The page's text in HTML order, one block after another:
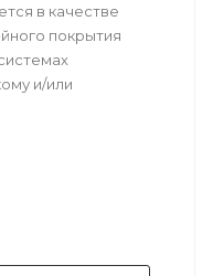
в качестве
покрытия
и/или